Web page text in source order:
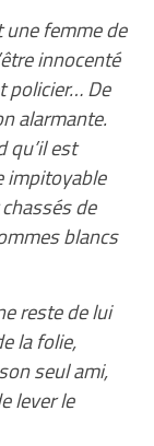
femme de
innocenté
policier… De
alarmante.
qu’il est
impitoyable
de
blancs
reste de lui
la folie,
seul ami,
lever le